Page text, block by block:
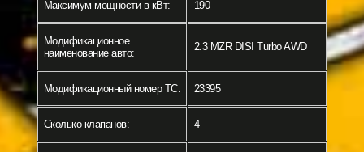
Максимум мощности в кВт: 190
Модификационное
наименование авто:
2.3 MZR DISI Turbo AWD
Модификационный номер ТС: 23395
Сколько клапанов: 4